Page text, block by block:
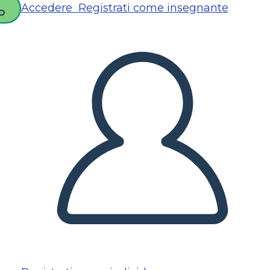
Accedere Registrati come insegnante